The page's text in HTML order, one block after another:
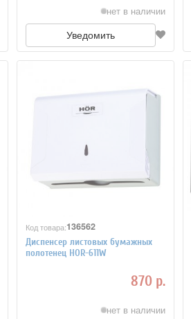
нет в наличии
Уведомить
Код товара:136562
Диспенсер листовых бумажных
полотенец HOR-611W
870 р.
нет в наличии